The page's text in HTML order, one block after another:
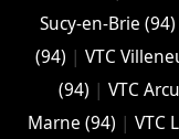
Sucy-en-Brie (94)
(94) | VTC
(94) | VTC
Marne (94) |VTC